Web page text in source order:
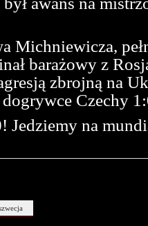
Michniewicza,
barażowy z
zbrojną na
Czechy
Jedziemy na